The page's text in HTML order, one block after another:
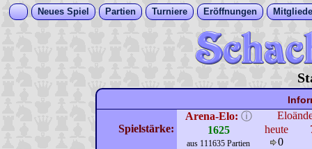
Neues Spiel Partien Turniere Eröffnungen
Spielstärke:
Arena-Elo: ⓘ
1625
aus 111635 Partien
heute
0